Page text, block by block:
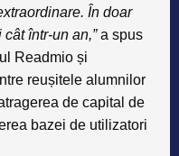
În doar
într-un an,”a spus
Readmio și
reușitele alumnilor
de capital de
bazei de utilizatori